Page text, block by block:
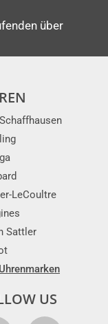
über
LeCoultre
Sattler
US